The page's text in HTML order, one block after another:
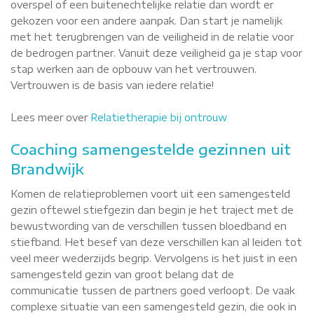
overspel of een buitenechtelijke relatie dan wordt er
gekozen voor een andere aanpak. Dan start je namelijk
met het terugbrengen van de veiligheid in de relatie voor
de bedrogen partner. Vanuit deze veiligheid ga je stap voor
stap werken aan de opbouw van het vertrouwen.
Vertrouwen is de basis van iedere relatie!
Lees meer over Relatietherapie bij ontrouw
Coaching samengestelde gezinnen uit
Brandwijk
Komen de relatieproblemen voort uit een samengesteld
gezin oftewel stiefgezin dan begin je het traject met de
bewustwording van de verschillen tussen bloedband en
stiefband. Het besef van deze verschillen kan al leiden tot
veel meer wederzijds begrip. Vervolgens is het juist in een
samengesteld gezin van groot belang dat de
communicatie tussen de partners goed verloopt. De vaak
complexe situatie van een samengesteld gezin, die ook in